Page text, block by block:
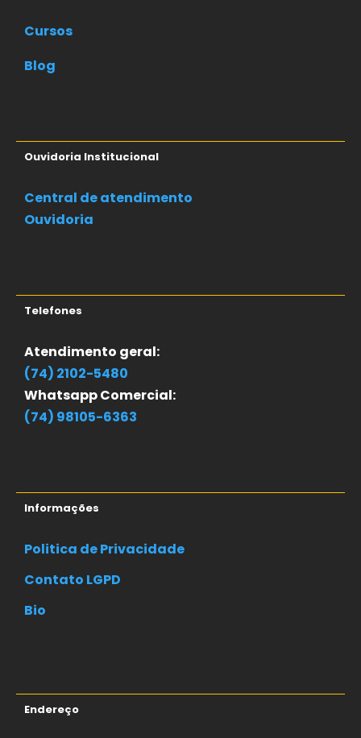
Cursos
Blog
Ouvidoria Institucional
Central de atendimento
Ouvidoria
Telefones
Atendimento geral:
(74) 2102-5480
Whatsapp Comercial:
(74) 98105-6363
Informações
Politica de Privacidade
Contato LGPD
Bio
Endereço